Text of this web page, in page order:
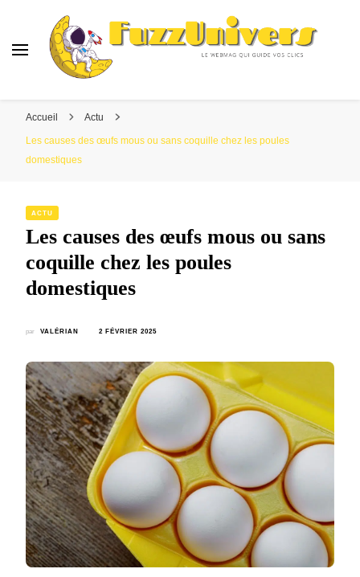
Accueil Actu
Les causes des œufs mous ou sans coquille chez les poules
domestiques
ACTU
Les causes des œufs mous ou sans
coquille chez les poules
domestiques
par VALÉRIAN 2 FÉVRIER 2025